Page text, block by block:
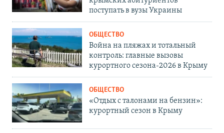
поступать в вузы Украины
ОБЩЕСТВО
Война на пляжах и тотальный
контроль: главные вызовы
курортного сезона-2026 в Крыму
ОБЩЕСТВО
«Отдых с талонами на бензин»:
курортный сезон в Крыму